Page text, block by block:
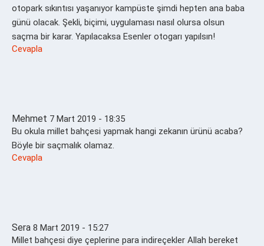
otopark sıkıntısı yaşanıyor kampüste şimdi hepten ana baba
günü olacak. Şekli, biçimi, uygulaması nasıl olursa olsun
saçma bir karar. Yapılacaksa Esenler otogarı yapılsın!
Cevapla
Mehmet 7 Mart 2019 - 18:35
Bu okula millet bahçesi yapmak hangi zekanın ürünü acaba?
Böyle bir saçmalık olamaz.
Cevapla
Sera 8 Mart 2019 - 15:27
Millet bahçesi diye çeplerine para indireçekler Allah bereket